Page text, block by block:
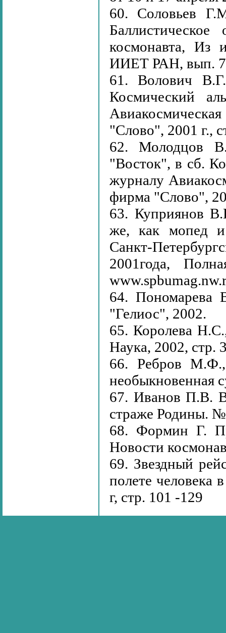
60. Соловьев
космонавта, Из
ИИЕТ РАН, вып.
61. Волович
Космический
"Слово", 2001 г.,
62. Молодцов
"Восток", в сб.
журналу
фирма "Слово",
63. Куприянов
же, как мопед и
Санкт-
2001года,
64. Пономарева
"Гелиос", 2002.
65. Королева
Наука, 2002, стр.
66. Ребров
67. Иванов П.В.
страже Родины.
68. Формин Г.
Новости
69. Звездный
полете
г, стр. 101 -129